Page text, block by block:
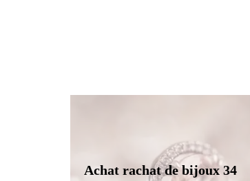
Achat rachat de bijoux 34